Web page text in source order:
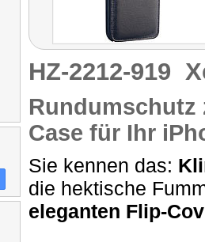
HZ-2212-919
Rundumschutz
Case für Ihr
Sie kennen das:
die hektische
eleganten Flip-